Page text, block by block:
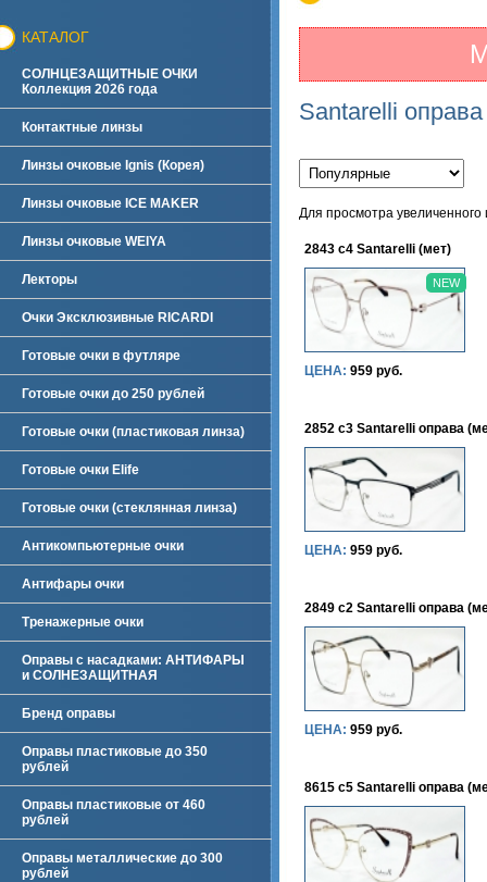
КАТАЛОГ
СОЛНЦЕЗАЩИТНЫЕ ОЧКИ
Коллекция 2026 года
Контактные линзы
Линзы очковые Ignis (Корея)
Линзы очковые ICE MAKER
Линзы очковые WEIYA
Лекторы
Очки Эксклюзивные RICARDI
Готовые очки в футляре
Готовые очки до 250 рублей
Готовые очки (пластиковая линза)
Готовые очки Elife
Готовые очки (стеклянная линза)
Антикомпьютерные очки
Антифары очки
Тренажерные очки
Оправы с насадками: АНТИФАРЫ
и СОЛНЕЗАЩИТНАЯ
Бренд оправы
Оправы пластиковые до 350
рублей
Оправы пластиковые от 460
рублей
Оправы металлические до 300
рублей
Santarelli
Для просмотра
2843 c4 Santarelli (мет)
NEW
ЦЕНА: 959 руб.
2852 c3 Santarelli оправа
ЦЕНА: 959 руб.
2849 c2 Santarelli оправа
ЦЕНА: 959 руб.
8615 c5 Santarelli оправа